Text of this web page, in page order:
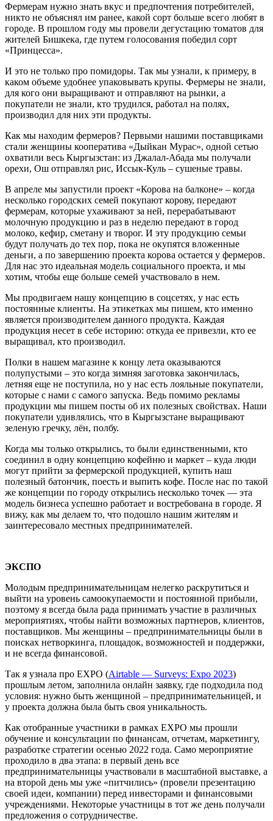
Фермерам нужно знать вкус и предпочтения потребителей,
никто не объяснял им ранее, какой сорт больше всего любят в
городе. В прошлом году мы провели дегустацию томатов для
жителей Бишкека, где путем голосования победил сорт
«Принцесса».
И это не только про помидоры. Так мы узнали, к примеру, в
каком объеме удобнее упаковывать крупы. Фермеры не знали,
для кого они выращивают и отправляют на рынки, а
покупатели не знали, кто трудился, работал на полях,
производил для них эти продукты.
Как мы находим фермеров? Первыми нашими поставщиками
стали женщины кооператива «Дыйкан Мурас», одной сетью
охватили весь Кыргызстан: из Джалал-Абада мы получали
орехи, Ош отправлял рис, Иссык-Куль – сушеные травы.
В апреле мы запустили проект «Корова на балконе» – когда
несколько городских семей покупают корову, передают
фермерам, которые ухаживают за ней, перерабатывают
молочную продукцию и раз в неделю передают в город
молоко, кефир, сметану и творог. И эту продукцию семьи
будут получать до тех пор, пока не окупятся вложенные
деньги, а по завершению проекта корова остается у фермеров.
Для нас это идеальная модель социального проекта, и мы
хотим, чтобы еще больше семей участвовало в нем.
Мы продвигаем нашу концепцию в соцсетях, у нас есть
постоянные клиенты. На этикетках мы пишем, кто именно
является производителем данного продукта. Каждая
продукция несет в себе историю: откуда ее привезли, кто ее
выращивал, кто производил.
Полки в нашем магазине к концу лета оказываются
полупустыми – это когда зимняя заготовка закончилась,
летняя еще не поступила, но у нас есть лояльные покупатели,
которые с нами с самого запуска. Ведь помимо рекламы
продукции мы пишем посты об их полезных свойствах. Наши
покупатели удивлялись, что в Кыргызстане выращивают
зеленую гречку, лён, полбу.
Когда мы только открылись, то были единственными, кто
соединил в одну концепцию кофейню и маркет – куда люди
могут прийти за фермерской продукцией, купить наш
полезный батончик, поесть и выпить кофе. После нас по такой
же концепции по городу открылись несколько точек — эта
модель бизнеса успешно работает и востребована в городе. Я
вижу, как мы делаем то, что подошло нашим жителям и
заинтересовало местных предпринимателей.
ЭКСПО
Молодым предпринимательницам нелегко раскрутиться и
выйти на уровень самоокупаемости и постоянной прибыли,
поэтому я всегда была рада принимать участие в различных
мероприятиях, чтобы найти возможных партнеров, клиентов,
поставщиков. Мы женщины – предпринимательницы были в
поисках нетворкинга, площадок, возможностей и поддержки,
и не всегда финансовой.
Так я узнала про EXPO (Airtable — Surveys: Expo 2023)
прошлым летом, заполнила онлайн заявку, где подходила под
условия: нужно быть женщиной – предпринимательницей, и
у проекта должна была быть своя уникальность.
Как отобранные участники в рамках EXPO мы прошли
обучение и консультации по финансам, отчетам, маркетингу,
разработке стратегии осенью 2022 года. Само мероприятие
проходило в два этапа: в первый день все
предпринимательницы участвовали в масштабной выставке, а
на второй день мы уже «питчились» (провели презентацию
своей идеи, компании) перед инвесторами и финансовыми
учреждениями. Некоторые участницы в тот же день получали
предложения о сотрудничестве.